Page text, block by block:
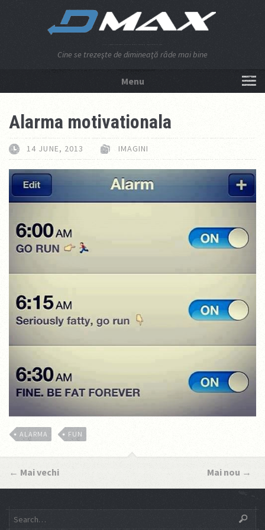
Cine se trezeşte de dimineaţă râde mai bine
Menu
Alarma motivationala
14 JUNE, 2013 IMAGINI
ALARMA FUN
← Mai vechi Mai nou →